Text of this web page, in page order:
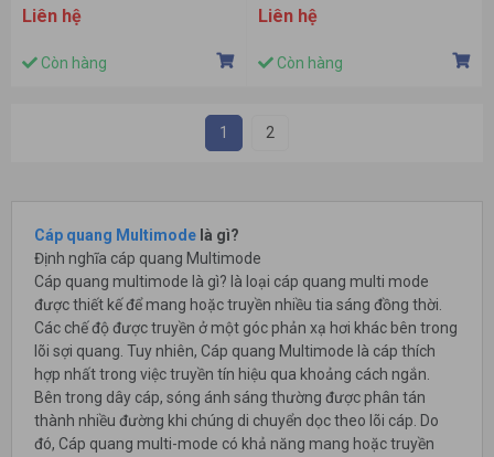
760073403
Liên hệ
Còn hàng
760004184
Liên hệ
Còn hàng
1 2
Cáp quang Multimode là gì?
Định nghĩa cáp quang Multimode
Cáp quang multimode là gì? là loại cáp quang multi mode
được thiết kế để mang hoặc truyền nhiều tia sáng đồng thời.
Các chế độ được truyền ở một góc phản xạ hơi khác bên trong
lõi sợi quang. Tuy nhiên, Cáp quang Multimode là cáp thích
hợp nhất trong việc truyền tín hiệu qua khoảng cách ngắn.
Bên trong dây cáp, sóng ánh sáng thường được phân tán
thành nhiều đường khi chúng di chuyển dọc theo lõi cáp. Do
đó, Cáp quang multi-mode có khả năng mang hoặc truyền